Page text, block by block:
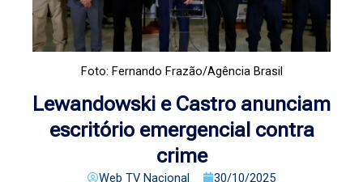
Foto: Fernando Frazão/Agência Brasil
Lewandowski e Castro anunciam
escritório emergencial contra
crime
Web TV Nacional
30/10/2025